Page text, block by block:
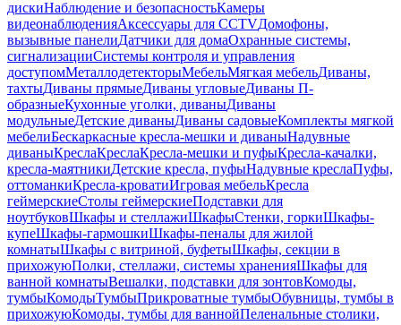
дискиНаблюдение и безопасностьКамеры
видеонаблюденияАксессуары для CCTVДомофоны,
вызывные панелиДатчики для домаОхранные системы,
сигнализацииСистемы контроля и управления
доступомМеталлодетекторыМебельМягкая мебельДиваны,
тахтыДиваны прямыеДиваны угловыеДиваны П-
образныеКухонные уголки, диваныДиваны
модульныеДетские диваныДиваны садовыеКомплекты мягкой
мебелиБескаркасные кресла-мешки и диваныНадувные
диваныКреслаКреслаКресла-мешки и пуфыКресла-качалки,
кресла-маятникиДетские кресла, пуфыНадувные креслаПуфы,
оттоманкиКресла-кроватиИгровая мебельКресла
геймерскиеСтолы геймерскиеПодставки для
ноутбуковШкафы и стеллажиШкафыСтенки, горкиШкафы-
купеШкафы-гармошкиШкафы-пеналы для жилой
комнатыШкафы с витриной, буфетыШкафы, секции в
прихожуюПолки, стеллажи, системы храненияШкафы для
ванной комнатыВешалки, подставки для зонтовКомоды,
тумбыКомодыТумбыПрикроватные тумбыОбувницы, тумбы в
прихожуюКомоды, тумбы для ваннойПеленальные столики,